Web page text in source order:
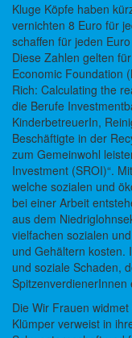
Kluge Köpfe haben
vernichten 8 Euro für
schaffen für jeden
Diese Zahlen gelten
Economic Foundation
Rich: Calculating the
die Berufe
KinderbetreuerIn,
Beschäftigte in der
zum Gemeinwohl
Investment (SROI)“.
welche sozialen und
bei einer Arbeit
aus dem
vielfachen sozialen
und Gehältern kosten.
und soziale Schaden,
SpitzenverdienerInnen
Die Wir Frauen
Klümper verweist in